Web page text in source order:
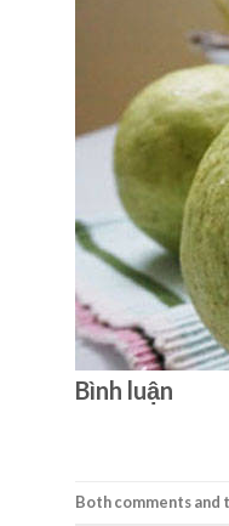
Bình luận
Both comments and